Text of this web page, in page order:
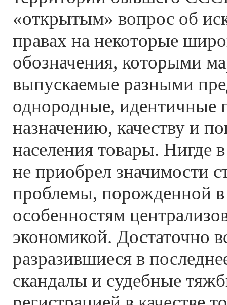
«открытым» вопрос об
правах на некоторые
обозначения, которыми
выпускаемые разными
однородные, идентичные
назначению, качеству и
населения товары. Нигде
не приобрел значимости
проблемы, порожденной
особенностям
экономикой. Достаточно
разразившиеся в
скандалы и судебные